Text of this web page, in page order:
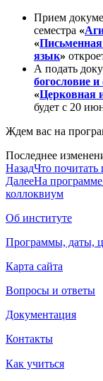
Прием
семестра «
«
язык»
А подать
богословие
«Церковная
будет с 20
Ждем вас на
Последнее
НазадЧто
ДалееНа
коллоквиум
Об институте
Программы, даты,
Карта сайта
Вопросы и ответы
Документация
Контакты
Как учиться